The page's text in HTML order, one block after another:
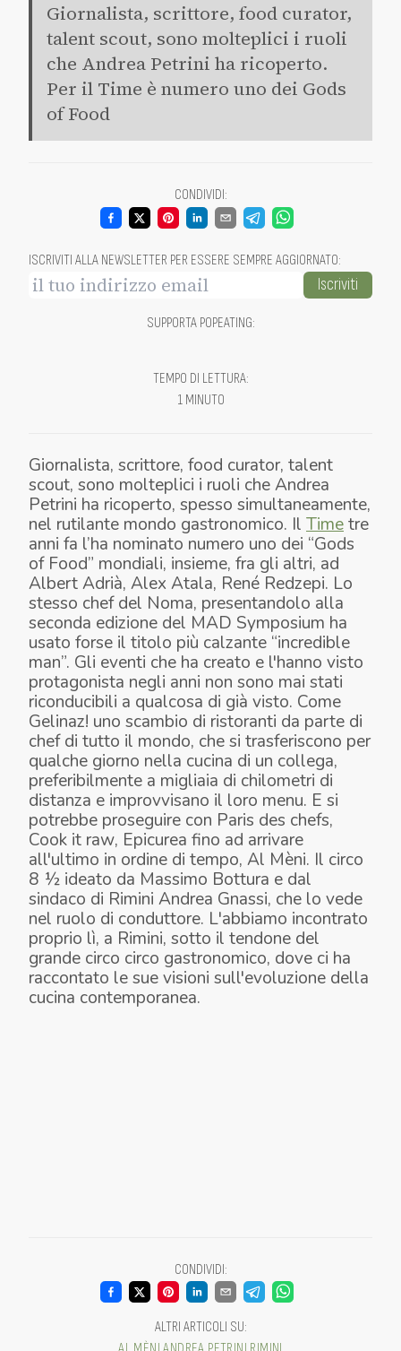
Giornalista, scrittore, food curator,
talent scout, sono molteplici i ruoli
che Andrea Petrini ha ricoperto.
Per il Time è numero uno dei Gods
of Food
CONDIVIDI:
ISCRIVITI ALLA NEWSLETTER PER ESSERE SEMPRE AGGIORNATO:
Iscriviti
SUPPORTA POPEATING:
TEMPO DI LETTURA:
1 MINUTO
Giornalista, scrittore, food curator, talent
scout, sono molteplici i ruoli che Andrea
Petrini ha ricoperto, spesso simultaneamente,
nel rutilante mondo gastronomico. Il Timetre
anni fa l’ha nominato numero uno dei “Gods
of Food” mondiali, insieme, fra gli altri, ad
Albert Adrià, Alex Atala, René Redzepi. Lo
stesso chef del Noma, presentandolo alla
seconda edizione del MAD Symposium ha
usato forse il titolo più calzante “incredible
man”. Gli eventi che ha creato e l'hanno visto
protagonista negli anni non sono mai stati
riconducibili a qualcosa di già visto. Come
Gelinaz! uno scambio di ristoranti da parte di
chef di tutto il mondo, che si trasferiscono per
qualche giorno nella cucina di un collega,
preferibilmente a migliaia di chilometri di
distanza e improvvisano il loro menu. E si
potrebbe proseguire con Paris des chefs,
Cook it raw, Epicurea fino ad arrivare
all'ultimo in ordine di tempo, Al Mèni. Il circo
8 ½ ideato da Massimo Bottura e dal
sindaco di Rimini Andrea Gnassi, che lo vede
nel ruolo di conduttore. L'abbiamo incontrato
proprio lì, a Rimini, sotto il tendone del
grande circo circo gastronomico, dove ci ha
raccontato le sue visioni sull'evoluzione della
cucina contemporanea.
CONDIVIDI:
ALTRI ARTICOLI SU: